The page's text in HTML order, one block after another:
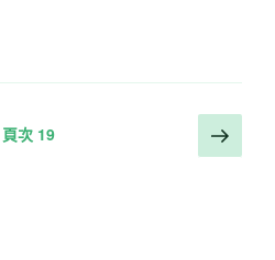
頁次 19 下
一